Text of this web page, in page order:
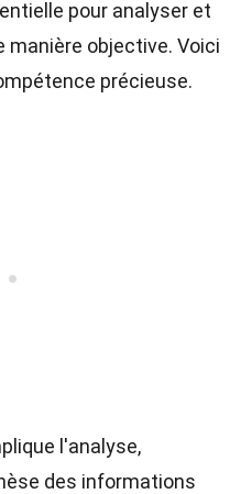
pour analyser et
manière objective. Voici
précieuse.
l'analyse,
des informations